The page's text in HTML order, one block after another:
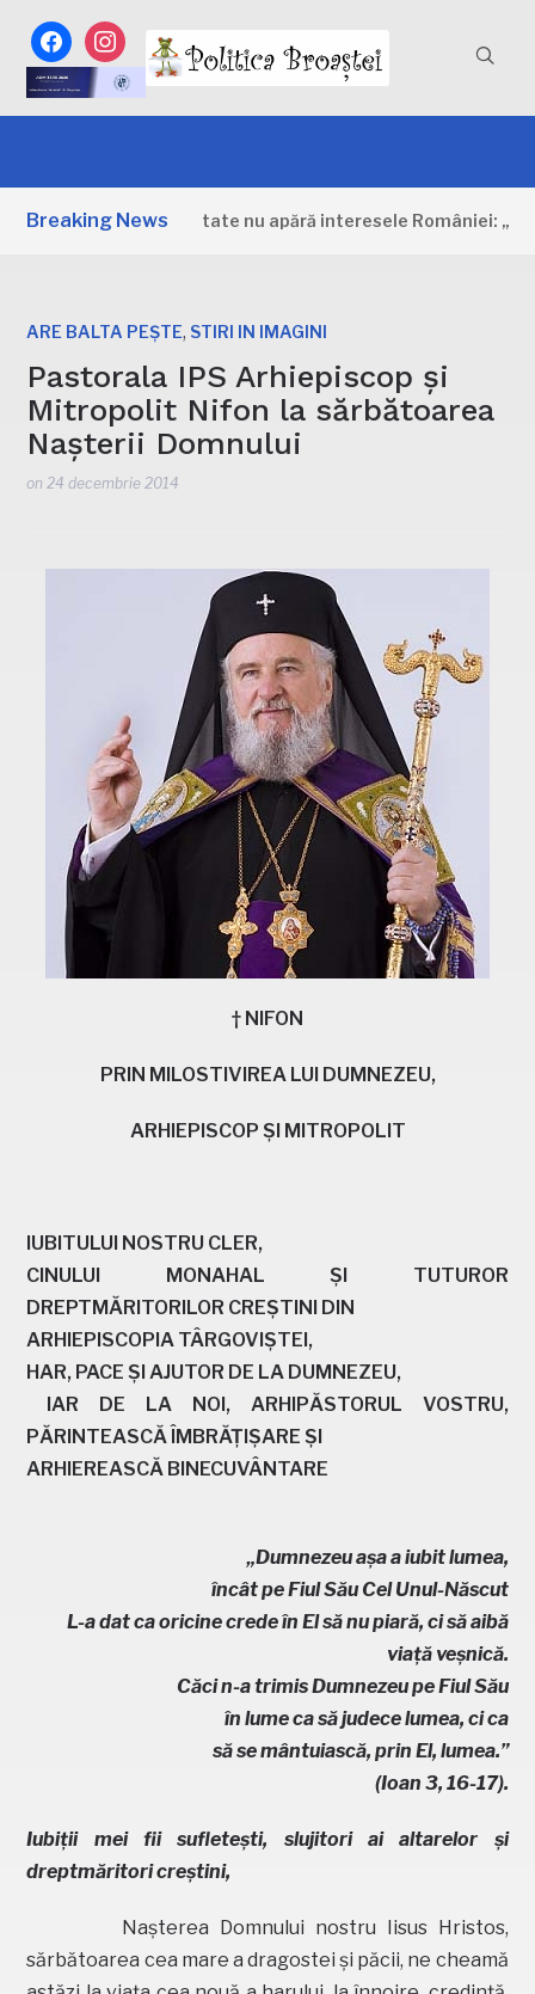
facebookinstagram
Breaking News
biodiversitate nu apără interesele României: „Unul
ARE BALTA PEȘTE, STIRI IN IMAGINI
Pastorala IPS Arhiepiscop și
Mitropolit Nifon la sărbătoarea
Nașterii Domnului
on 24 decembrie 2014
† NIFON
PRIN MILOSTIVIREA LUI DUMNEZEU,
ARHIEPISCOP ŞI MITROPOLIT
IUBITULUI NOSTRU CLER,
CINULUI MONAHAL ŞI TUTUROR
DREPTMĂRITORILOR CREŞTINI DIN
ARHIEPISCOPIA TÂRGOVIŞTEI,
HAR, PACE ŞI AJUTOR DE LA DUMNEZEU,
IAR DE LA NOI, ARHIPĂSTORUL VOSTRU,
PĂRINTEASCĂ ÎMBRĂŢIŞARE ŞI
ARHIEREASCĂ BINECUVÂNTARE
„Dumnezeu aşa a iubit lumea,
încât pe Fiul Său Cel Unul-Născut
L-a dat ca oricine crede în El să nu piară, ci să aibă
viaţă veşnică.
Căci n-a trimis Dumnezeu pe Fiul Său
în lume ca să judece lumea, ci ca
să se mântuiască, prin El, lumea.”
(Ioan 3, 16-17).
Iubiţii mei fii sufleteşti, slujitori ai altarelor şi
dreptmăritori creştini,
Naşterea Domnului nostru Iisus Hristos,
sărbătoarea cea mare a dragostei şi păcii, ne cheamă